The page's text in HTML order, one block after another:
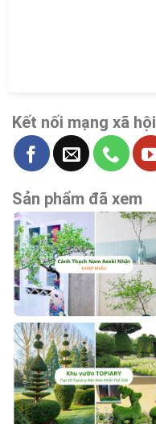
Kết nối mạng xã hội
Sản phẩm đã xem